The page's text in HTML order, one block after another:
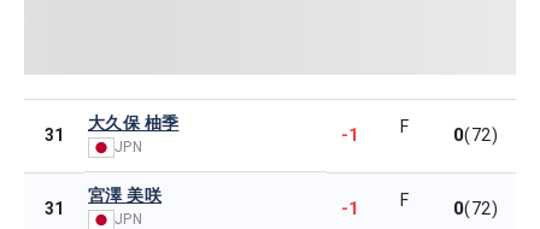
31
大久保 柚季
JPN
-1 F 0(72)
31
宮澤 美咲
JPN -1 F 0(72)